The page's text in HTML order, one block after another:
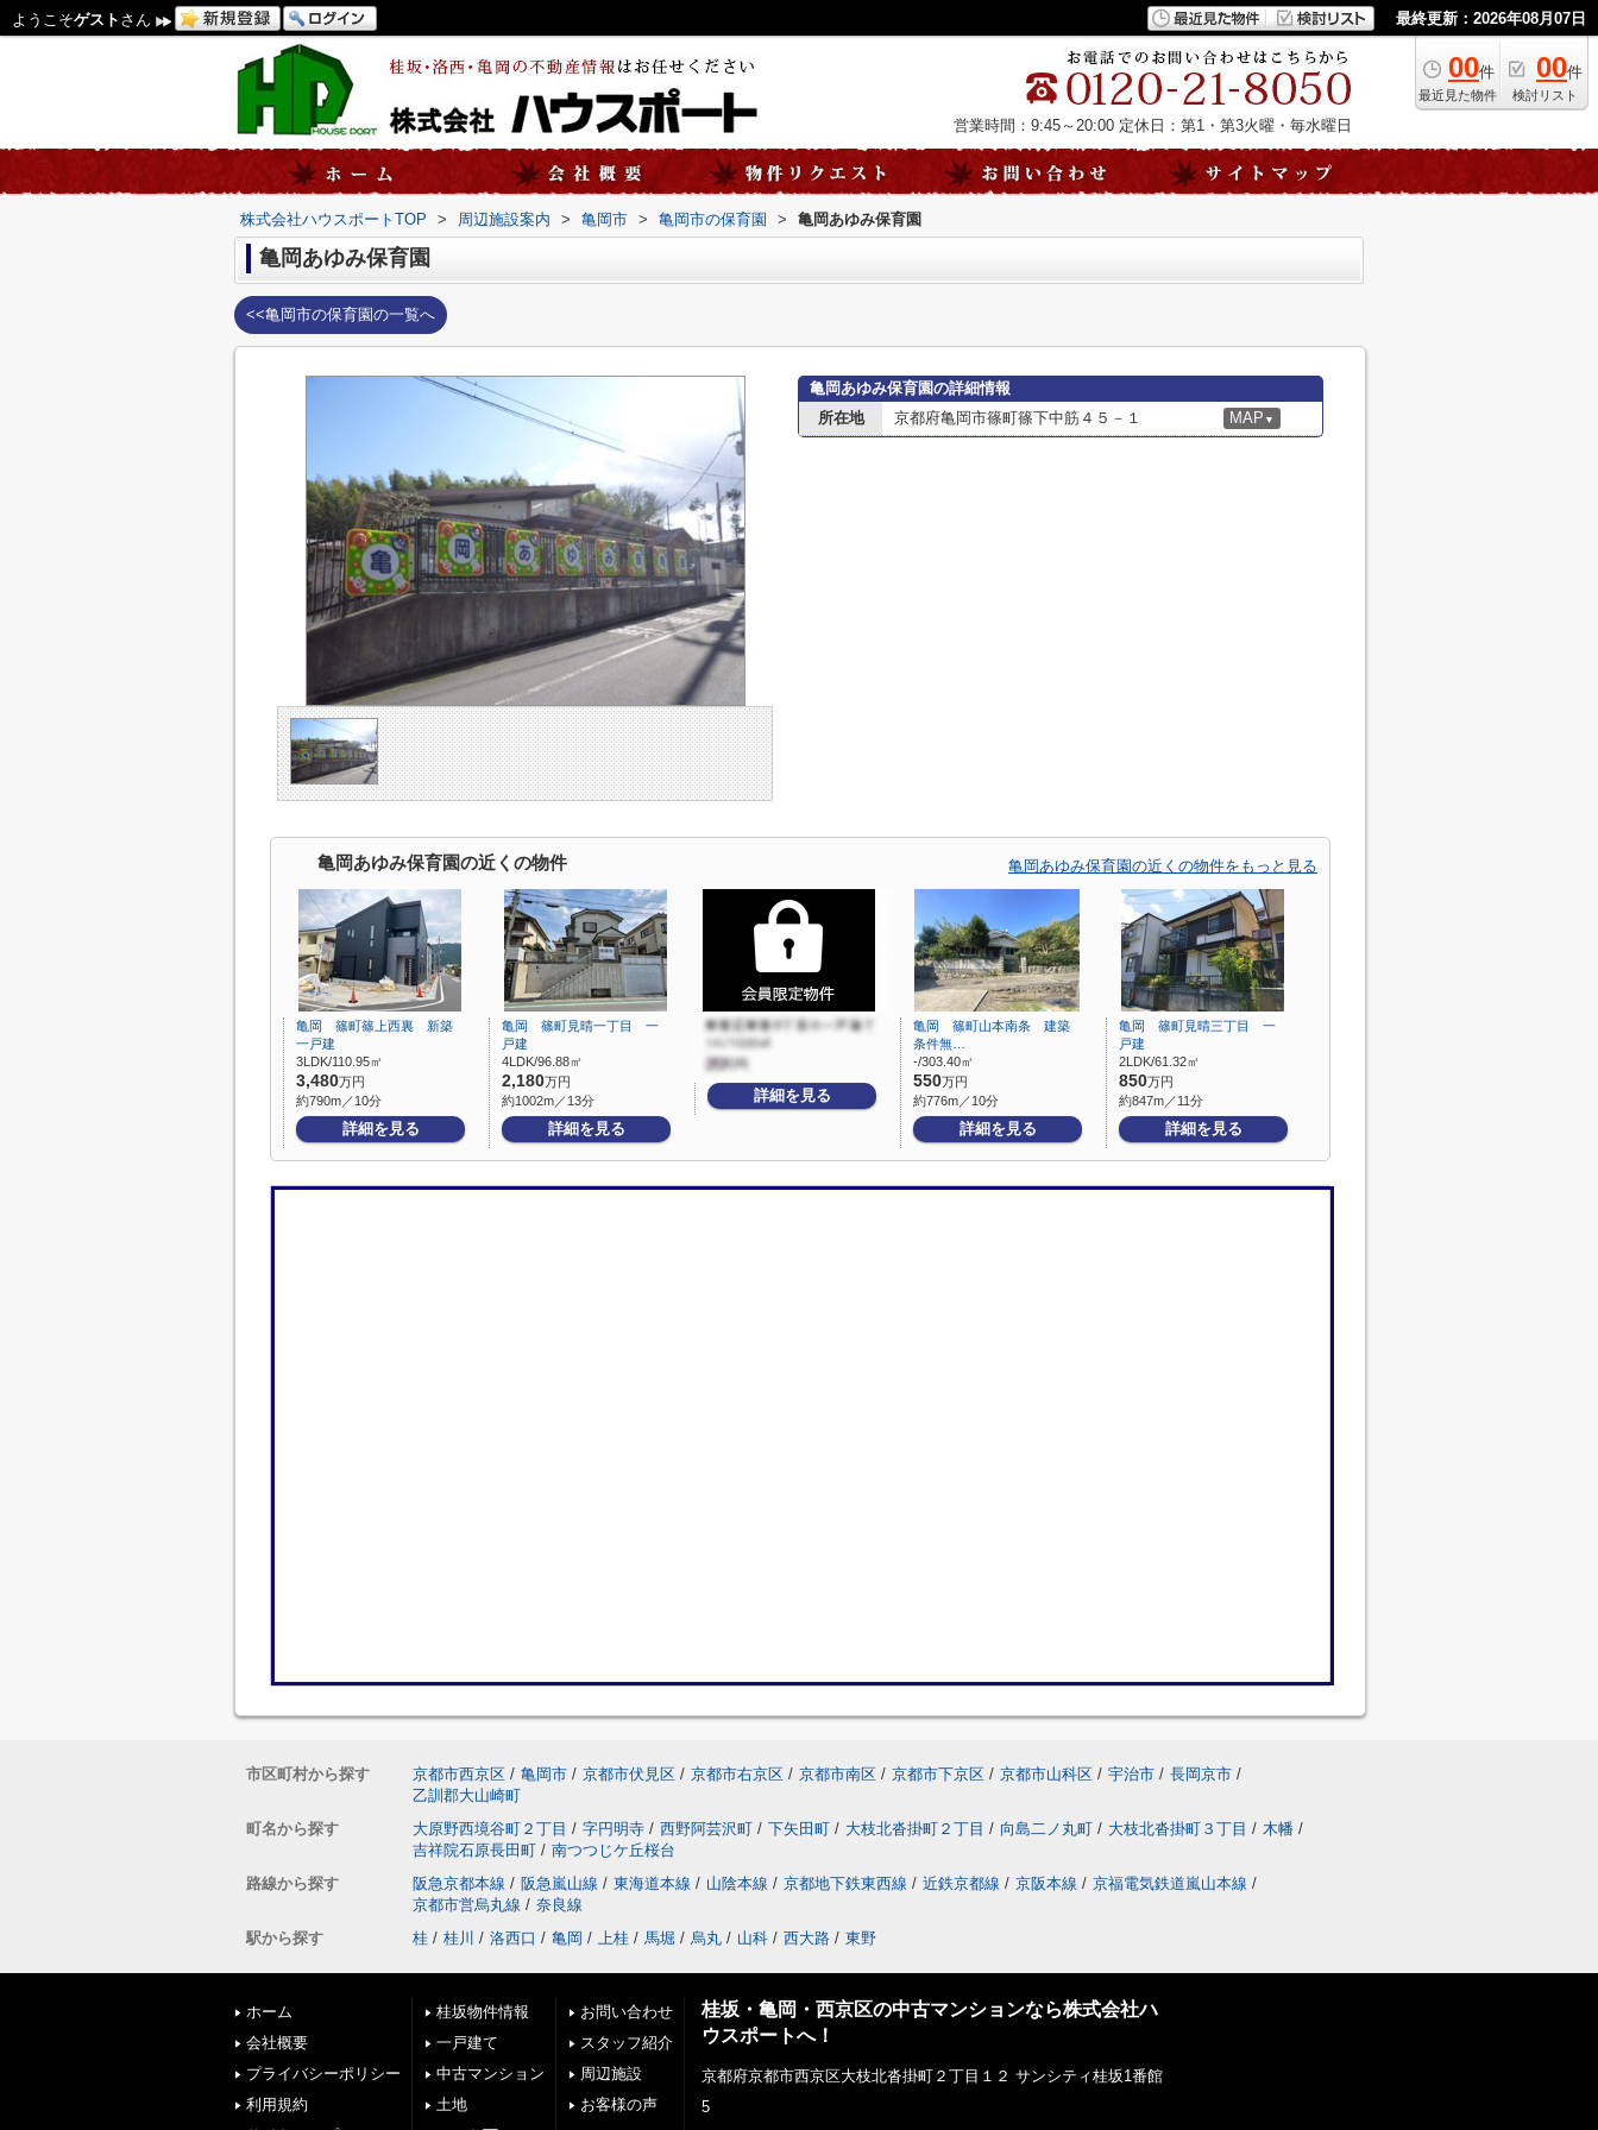
ようこそゲスト さん 最終更新：2026年08月07日
00件
最近見た物件
00件
検討リスト
営業時間：9:45～20:00 定休日：第1・第3火曜・毎水曜日
株式会社ハウスポートTOP > 周辺施設案内 > 亀岡市 > 亀岡市の保育園 > 亀岡あゆみ保育園
亀岡あゆみ保育園
<<亀岡市の保育園の一覧へ
亀岡あゆみ保育園の詳細情報
所在地
京都府亀岡市篠町篠下中筋４５－１ MAP ▼
亀岡あゆみ保育園の近くの物件 亀岡あゆみ保育園の近くの物件をもっと見る
亀岡 篠町篠上西裏 新築
一戸建
3LDK/110.95㎡
3,480万円
約790m／10分
詳細を見る
亀岡 篠町見晴一丁目 一
戸建
4LDK/96.88㎡
2,180万円
約1002m／13分
詳細を見る
詳細を見る
亀岡 篠町山本南条 建築
条件無…
-/303.40㎡
550万円
約776m／10分
詳細を見る
亀岡 篠町見晴三丁目 一
戸建
2LDK/61.32㎡
850万円
約847m／11分
詳細を見る
市区町村から探す 京都市西京区 / 亀岡市 / 京都市伏見区 / 京都市右京区 / 京都市南区 / 京都市下京区 / 京都市山科区 / 宇治市 / 長岡京市 /
乙訓郡大山崎町
町名から探す
大原野西境谷町２丁目 / 字円明寺 / 西野阿芸沢町 / 下矢田町 / 大枝北沓掛町２丁目 / 向島二ノ丸町 / 大枝北沓掛町３丁目 / 木幡 /
吉祥院石原長田町 / 南つつじケ丘桜台
路線から探す
阪急京都本線 / 阪急嵐山線 / 東海道本線 / 山陰本線 / 京都地下鉄東西線 / 近鉄京都線 / 京阪本線 / 京福電気鉄道嵐山本線 /
京都市営烏丸線 / 奈良線
駅から探す
桂 / 桂川 / 洛西口 / 亀岡 / 上桂 / 馬堀 / 烏丸 / 山科 / 西大路 / 東野
ホーム
会社概要
プライバシーポリシー
利用規約
桂坂物件情報
一戸建て
中古マンション
土地
お問い合わせ
スタッフ紹介
周辺施設
お客様の声
桂坂・亀岡・西京区の中古マンションなら株式会社ハ
ウスポートへ！
京都府京都市西京区大枝北沓掛町２丁目１２ サンシティ桂坂1番館
5